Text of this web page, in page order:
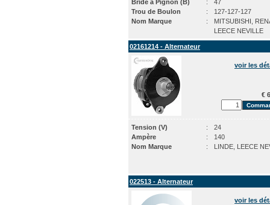
Bride à Pignon (B)
:
47
Trou de Boulon
:
127-127-127
Nom Marque
:
MITSUBISHI,
LEECE NEVILLE
02161214 - Alternateur
voir les
€
Tension (V) :
24
Ampère
:
140
Nom Marque
: LINDE, LEECE
022513 - Alternateur
voir les